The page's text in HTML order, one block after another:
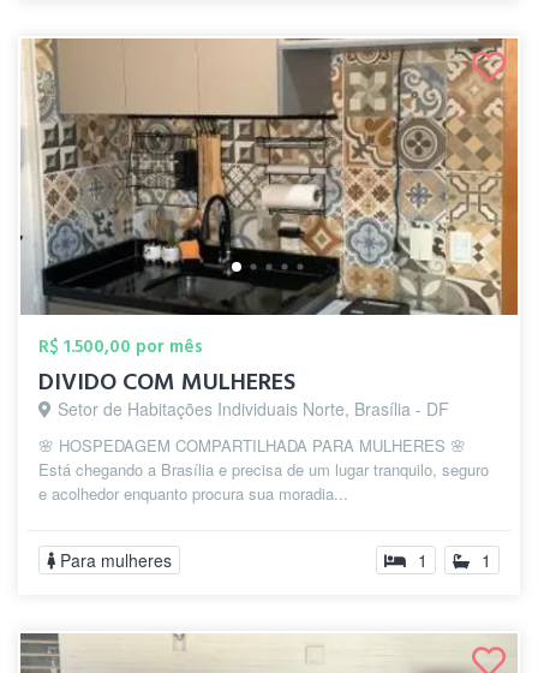
R$ 1.500,00 por mês
DIVIDO COM MULHERES
Setor de Habitações Individuais Norte, Brasília - DF
🌸 HOSPEDAGEM COMPARTILHADA PARA MULHERES 🌸
Está chegando a Brasília e precisa de um lugar tranquilo, seguro
e acolhedor enquanto procura sua moradia...
Para mulheres 1 1